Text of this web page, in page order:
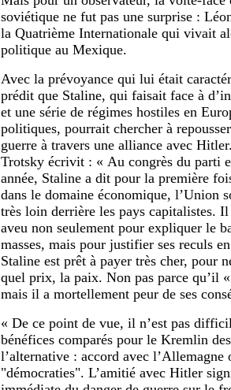
soviétique ne fut pas une surprise :
la Quatrième Internationale qui vivait
politique au Mexique.
Avec la prévoyance qui lui était
prédit que Staline, qui faisait face à
et une série de régimes hostiles en
politiques, pourrait chercher à
guerre à travers une alliance avec
Trotsky écrivit : « Au congrès du parti
année, Staline a dit pour la première
dans le domaine économique, l’Union
très loin derrière les pays capitalistes.
aveu non seulement pour expliquer le
masses, mais pour justifier ses reculs
Staline est prêt à payer très cher, pour
quel prix, la paix. Non pas parce qu’il
mais il a mortellement peur de ses
« De ce point de vue, il n’est pas
bénéfices comparés pour le Kremlin
l’alternative : accord avec l’Allemagne
"démocraties". L’amitié avec Hitler